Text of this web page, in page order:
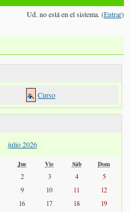
Ud. no está en el sistema. (Entrar)
Curso
julio 2026
Jue Vie Sáb
Dom
2 3 4
5
9 10 11
12
16 17 18
19